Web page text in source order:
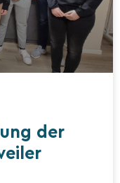
der